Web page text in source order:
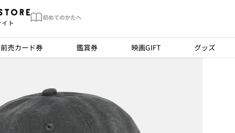
初めてのかたへ
前売カード券 鑑賞券 映画GIFT グッズ